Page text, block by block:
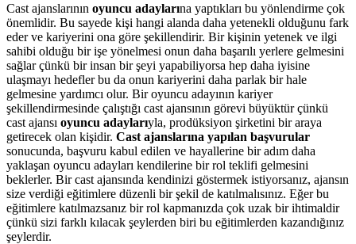
Cast ajanslarının oyuncu adaylarına yaptıkları bu yönlendirme çok
önemlidir. Bu sayede kişi hangi alanda daha yetenekli olduğunu fark
eder ve kariyerini ona göre şekillendirir. Bir kişinin yetenek ve ilgi
sahibi olduğu bir işe yönelmesi onun daha başarılı yerlere gelmesini
sağlar çünkü bir insan bir şeyi yapabiliyorsa hep daha iyisine
ulaşmayı hedefler bu da onun kariyerini daha parlak bir hale
gelmesine yardımcı olur. Bir oyuncu adayının kariyer
şekillendirmesinde çalıştığı cast ajansının görevi büyüktür çünkü
cast ajansı oyuncu adaylarıyla, prodüksiyon şirketini bir araya
getirecek olan kişidir. Cast ajanslarına yapılan başvurular
sonucunda, başvuru kabul edilen ve hayallerine bir adım daha
yaklaşan oyuncu adayları kendilerine bir rol teklifi gelmesini
beklerler. Bir cast ajansında kendinizi göstermek istiyorsanız, ajansın
size verdiği eğitimlere düzenli bir şekil de katılmalısınız. Eğer bu
eğitimlere katılmazsanız bir rol kapmanızda çok uzak bir ihtimaldir
çünkü sizi farklı kılacak şeylerden biri bu eğitimlerden kazandığınız
şeylerdir.